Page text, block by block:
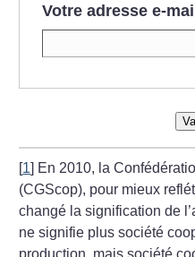
Votre adresse e-
[1] En 2010, la
(CGScop), pour mieux
changé la signification de
ne signifie plus société
production, mais société